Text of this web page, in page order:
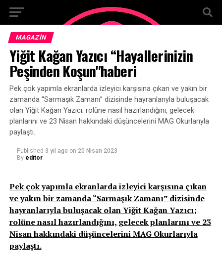
MAGAZIN
Yiğit Kağan Yazıcı “Hayallerinizin
Peşinden Koşun"haberi
Pek çok yapımla ekranlarda izleyici karşısına çıkan ve yakın bir
zamanda “Sarmaşık Zamanı” dizisinde hayranlarıyla buluşacak
olan Yiğit Kağan Yazıcı; rolüne nasıl hazırlandığını, gelecek
planlarını ve 23 Nisan hakkındaki düşüncelerini MAG Okurlarıyla
paylaştı.
Published 3 yıl ago on 20 Nisan 2023
By editor
Pek çok yapımla ekranlarda izleyici karşısına çıkan
ve yakın bir zamanda “Sarmaşık Zamanı” dizisinde
hayranlarıyla buluşacak olan Yiğit Kağan Yazıcı;
rolüne nasıl hazırlandığını, gelecek planlarını ve 23
Nisan hakkındaki düşüncelerini MAG Okurlarıyla
paylaştı.